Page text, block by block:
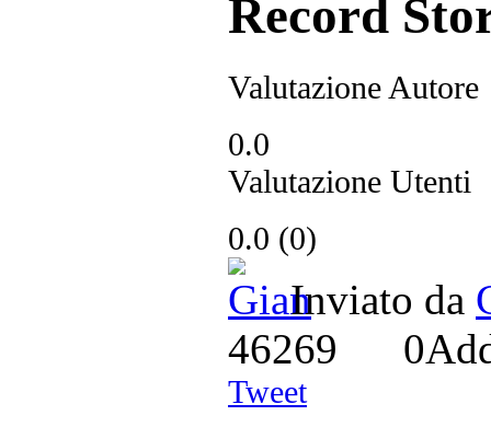
Valutazione Autore
0.0
Valutazione Utenti
0.0 (0)
Inviato da
46269
0
Tweet